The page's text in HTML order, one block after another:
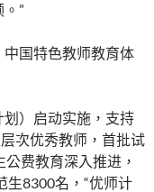
”
国特色教师教育体
）启动实施，支持
次优秀教师，首批试
费教育深入推进，
生8300名，“优师计